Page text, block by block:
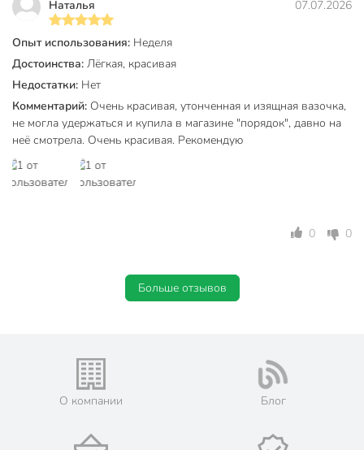
Материал
На подставке
Вращающиеся
Цвет
бесцветный
Назначение
День Рождения
Вес в упаковке
430 г
Габариты упаковки
2 x 20 x 20 см
Наталья 07.07.2026
Опыт использования: Неделя
Достоинства: Лёгкая, красивая
Недостатки: Нет
Комментарий: Очень красивая, утонченная и изящная вазочка,
не могла удержаться и купила в магазине "порядок", давно на
неё смотрела. Очень красивая. Рекомендую
0 0
Больше отзывов
О компании Блог